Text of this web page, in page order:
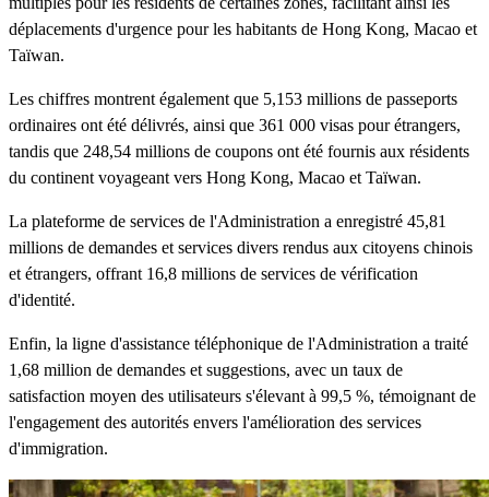
déplacements d'urgence pour les habitants de Hong Kong, Macao et
Taïwan.
Les chiffres montrent également que 5,153 millions de passeports
ordinaires ont été délivrés, ainsi que 361 000 visas pour étrangers,
tandis que 248,54 millions de coupons ont été fournis aux résidents
du continent voyageant vers Hong Kong, Macao et Taïwan.
La plateforme de services de l'Administration a enregistré 45,81
millions de demandes et services divers rendus aux citoyens chinois
et étrangers, offrant 16,8 millions de services de vérification
d'identité.
Enfin, la ligne d'assistance téléphonique de l'Administration a traité
1,68 million de demandes et suggestions, avec un taux de
satisfaction moyen des utilisateurs s'élevant à 99,5 %, témoignant de
l'engagement des autorités envers l'amélioration des services
d'immigration.